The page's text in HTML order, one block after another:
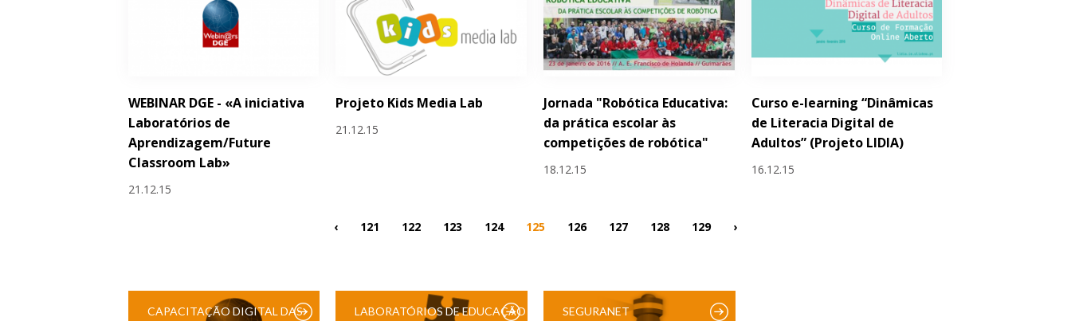
WEBINAR DGE - «A iniciativa
Laboratórios de
Aprendizagem/Future
Classroom Lab»
21.12.15
Projeto Kids Media Lab
21.12.15
Jornada "Robótica Educativa:
da prática escolar às
competições de robótica"
18.12.15
Curso e-learning “Dinâmicas
de Literacia Digital de
Adultos” (Projeto LIDIA)
16.12.15
‹ 121 122 123 124 125 126 127 128 129 ›
CAPACITAÇÃO DIGITAL DAS LABORATÓRIOS DE EDUCAÇÃO SEGURANET